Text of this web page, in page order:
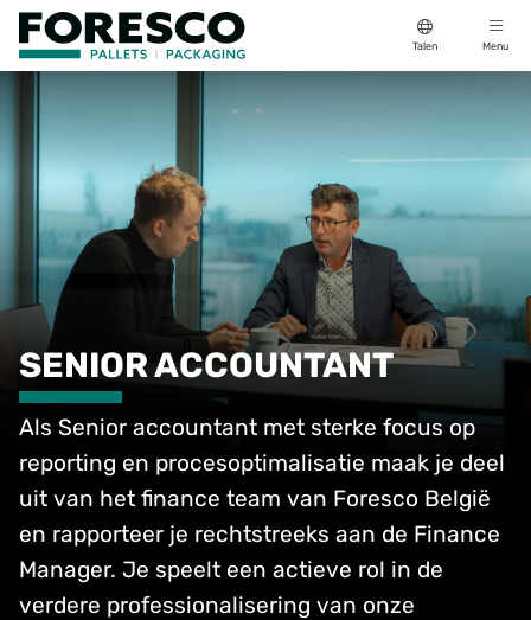
Talen Menu
SENIOR ACCOUNTANT
Als Senior accountant met sterke focus op
reporting en procesoptimalisatie maak je deel
uit van het finance team van Foresco België
en rapporteer je rechtstreeks aan de Finance
Manager. Je speelt een actieve rol in de
verdere professionalisering van onze